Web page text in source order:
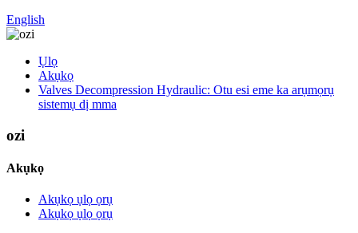
English
Ụlọ
Akụkọ
Valves Decompression Hydraulic: Otu esi eme ka arụmọrụ
sistemụ dị mma
ozi
Akụkọ
Akụkọ ụlọ ọrụ
Akụkọ ụlọ ọrụ